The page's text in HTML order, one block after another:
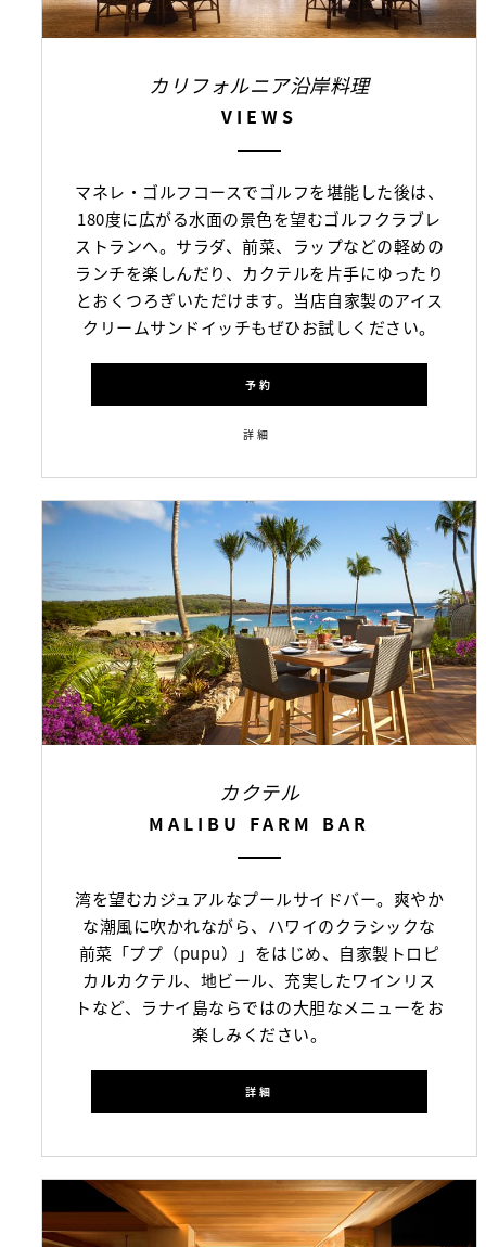
カリフォルニア沿岸料理
VIEWS
マネレ・ゴルフコースでゴルフを堪能した後は、
180度に広がる水面の景色を望むゴルフクラブレ
ストランへ。サラダ、前菜、ラップなどの軽めの
ランチを楽しんだり、カクテルを片手にゆったり
とおくつろぎいただけます。当店自家製のアイス
クリームサンドイッチもぜひお試しください。
予約
詳細
カクテル
MALIBU FARM BAR
湾を望むカジュアルなプールサイドバー。爽やか
な潮風に吹かれながら、ハワイのクラシックな
前菜「ププ（pupu）」をはじめ、自家製トロピ
カルカクテル、地ビール、充実したワインリス
トなど、ラナイ島ならではの大胆なメニューをお
楽しみください。
詳細